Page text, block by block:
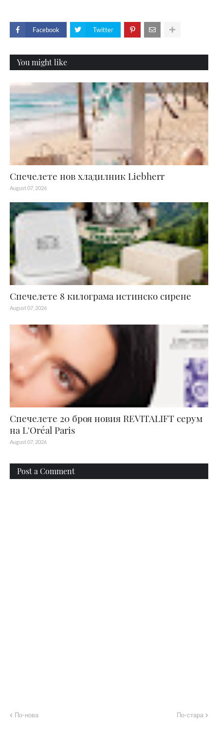
Facebook Twitter
You might like
Спечелете нов хладилник Liebherr
August 07, 2026
Спечелете 8 килограма истинско сирене
August 07, 2026
Спечелете 20 броя новия REVITALIFT серум
на L'Oréal Paris
August 07, 2026
Post a Comment
По-нова По-стара